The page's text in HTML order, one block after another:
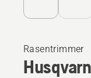
Rasentrimmer